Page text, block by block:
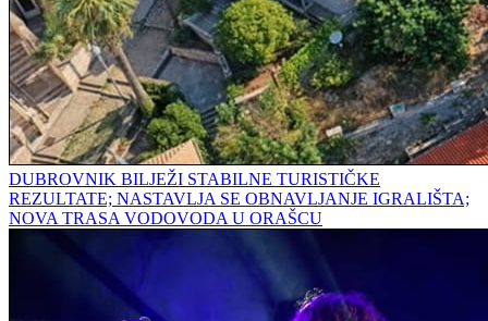
DUBROVNIK BILJEŽI STABILNE TURISTIČKE
REZULTATE; NASTAVLJA SE OBNAVLJANJE IGRALIŠTA;
NOVA TRASA VODOVODA U ORAŠCU